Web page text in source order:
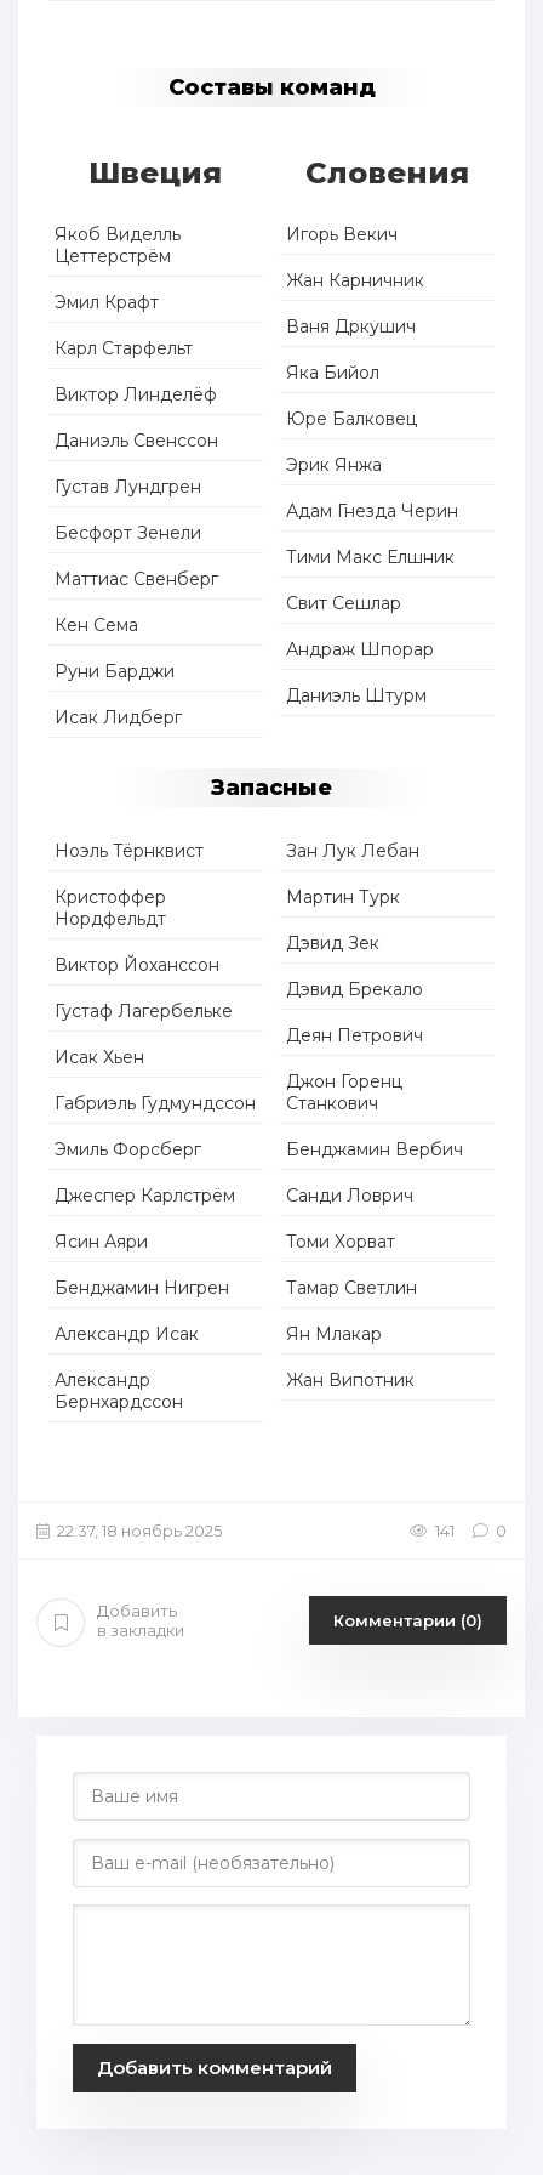
Составы команд
Швеция
Якоб Виделль
Цеттерстрём
Эмил Крафт
Карл Старфельт
Виктор Линделёф
Даниэль Свенссон
Густав Лундгрен
Бесфорт Зенели
Маттиас Свенберг
Кен Сема
Руни Барджи
Исак Лидберг
Словения
Игорь Векич
Жан Карничник
Ваня Дркушич
Яка Бийол
Юре Балковец
Эрик Янжа
Адам Гнезда Черин
Тими Макс Елшник
Свит Сешлар
Андраж Шпорар
Даниэль Штурм
Запасные
Ноэль Тёрнквист
Кристоффер
Нордфельдт
Виктор Йоханссон
Густаф Лагербельке
Исак Хьен
Габриэль Гудмундссон
Эмиль Форсберг
Джеспер Карлстрём
Ясин Аяри
Бенджамин Нигрен
Александр Исак
Александр
Бернхардссон
Зан Лук Лебан
Мартин Турк
Дэвид Зек
Дэвид Брекало
Деян Петрович
Джон Горенц
Станкович
Бенджамин Вербич
Санди Ловрич
Томи Хорват
Тамар Светлин
Ян Млакар
Жан Випотник
22:37, 18 ноябрь 2025 141 0
Добавить
в закладки
Комментарии (0)
Добавить комментарий